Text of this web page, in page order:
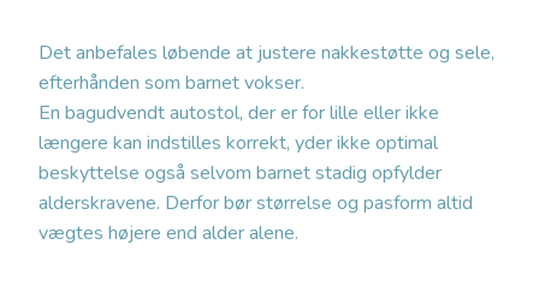
Det anbefales løbende at justere nakkestøtte og sele,
efterhånden som barnet vokser.
En bagudvendt autostol, der er for lille eller ikke
længere kan indstilles korrekt, yder ikke optimal
beskyttelse også selvom barnet stadig opfylder
alderskravene. Derfor bør størrelse og pasform altid
vægtes højere end alder alene.